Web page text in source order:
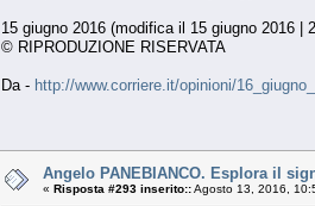
15 giugno 2016 (modifica il 15 giugno 2016 |
© RIPRODUZIONE RISERVATA
Da - http://www.corriere.it/opinioni/
Angelo PANEBIANCO. Esplora il
« Risposta #293 inserito::Agosto 13, 2016,